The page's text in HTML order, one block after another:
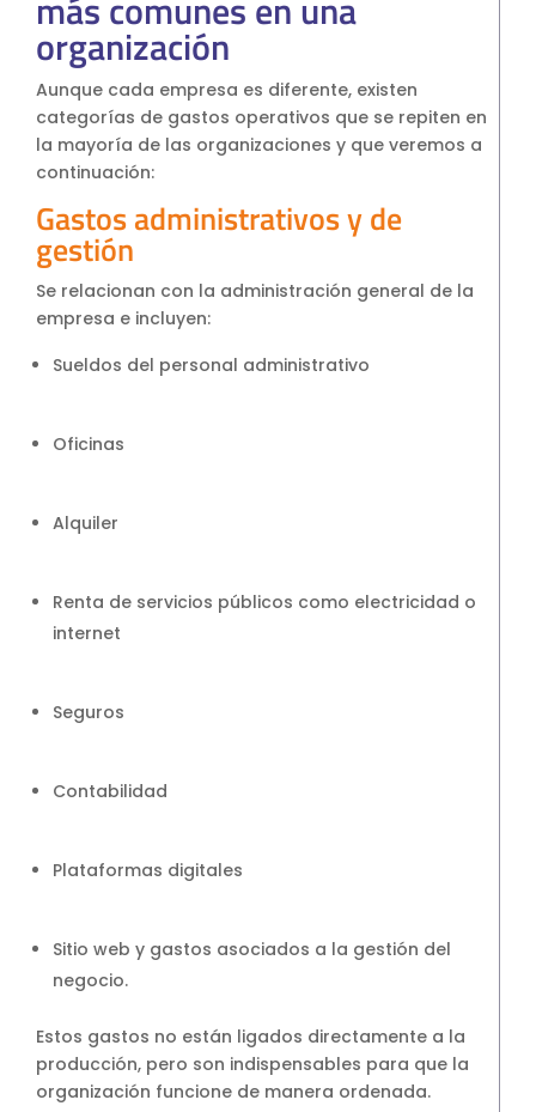
organización
Aunque cada empresa es diferente, existen
categorías de gastos operativos que se repiten en
la mayoría de las organizaciones y que veremos a
continuación:
Gastos administrativos y de
gestión
Se relacionan con la administración general de la
empresa e incluyen:
Sueldos del personal administrativo
Oficinas
Alquiler
Renta de servicios públicos como electricidad o
internet
Seguros
Contabilidad
Plataformas digitales
Sitio web y gastos asociados a la gestión del
negocio.
Estos gastos no están ligados directamente a la
producción, pero son indispensables para que la
organización funcione de manera ordenada.